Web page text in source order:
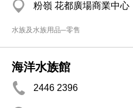
粉嶺 花都廣場商業中心
水族及水族用品─零售
海洋水族館
2446 2396